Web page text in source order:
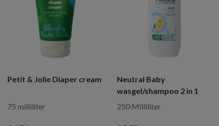
Petit & Jolie Diaper cream
75 milliliter
Neutral Baby
wasgel/shampoo 2 in 1
250 Milliliter